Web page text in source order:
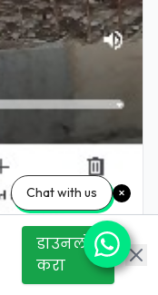
डाउनलोड
करा
Chat with us